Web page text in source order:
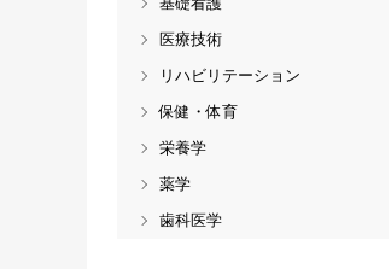
医療技術
リハビリテーション
保健・体育
栄養学
薬学
歯科医学